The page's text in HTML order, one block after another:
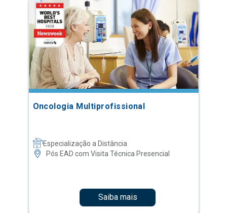
Oncologia Multiprofissional
Especialização a Distância
Pós EAD com Visita Técnica Presencial
Saiba mais